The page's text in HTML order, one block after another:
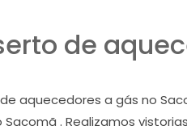
de
aquecedores a gás no
. Realizamos